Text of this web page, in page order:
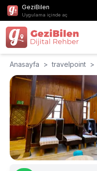
GeziBilen
Uygulama içinde aç
Anasayfa > travelpoint >